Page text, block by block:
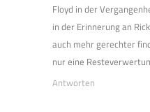
Floyd in der
in der Erinnerung an
auch mehr gerechter
nur eine
Antworten